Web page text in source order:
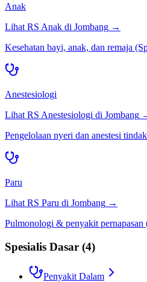
Anak
Lihat RS Anak di Jombang →
Kesehatan bayi, anak, dan remaja
Anestesiologi
Lihat RS Anestesiologi di Jombang
Pengelolaan nyeri dan anestesi
Paru
Lihat RS Paru di Jombang →
Pulmonologi & penyakit pernapasan
Spesialis Dasar (4)
Penyakit Dalam